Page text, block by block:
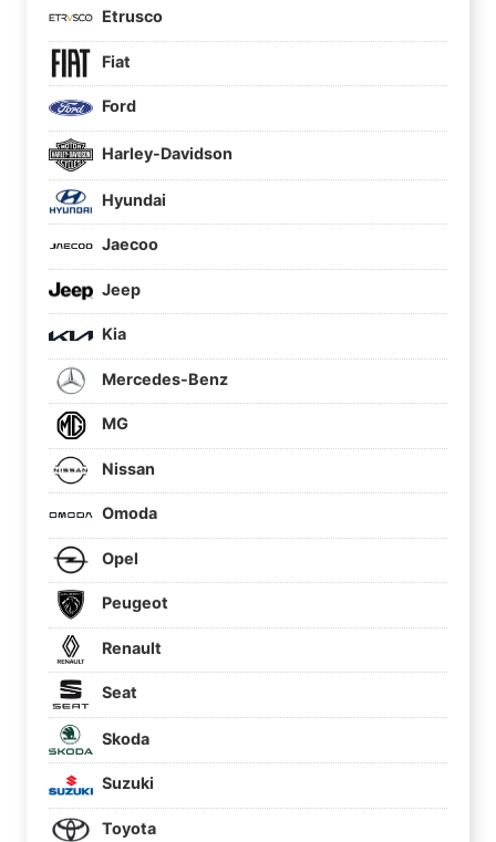
Etrusco
Fiat
Ford
Harley-Davidson
Hyundai
Jaecoo
Jeep
Kia
Mercedes-Benz
MG
Nissan
Omoda
Opel
Peugeot
Renault
Seat
Skoda
Suzuki
Toyota